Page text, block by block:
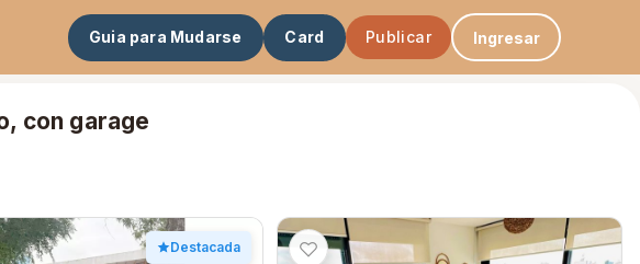
Guia para Mudarse Card Publicar Ingresar
con garage
Destacada